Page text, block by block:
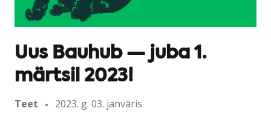
Uus Bauhub — juba 1.
märtsil 2023!
Teet
2023. g. 03. janvāris